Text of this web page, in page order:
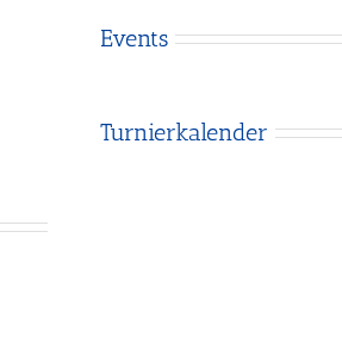
Events
Turnierkalender